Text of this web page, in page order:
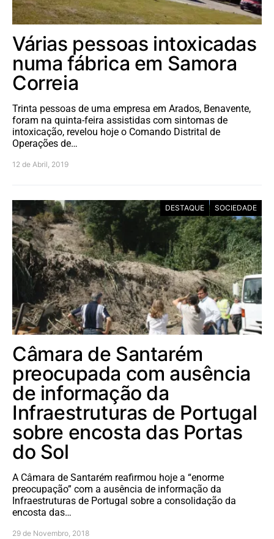
Várias pessoas intoxicadas
numa fábrica em Samora
Correia
Trinta pessoas de uma empresa em Arados, Benavente,
foram na quinta-feira assistidas com sintomas de
intoxicação, revelou hoje o Comando Distrital de
Operações de…
12 de Abril, 2019
DESTAQUE SOCIEDADE
Câmara de Santarém
preocupada com ausência
de informação da
Infraestruturas de Portugal
sobre encosta das Portas
do Sol
A Câmara de Santarém reafirmou hoje a “enorme
preocupação” com a ausência de informação da
Infraestruturas de Portugal sobre a consolidação da
encosta das…
29 de Novembro, 2018